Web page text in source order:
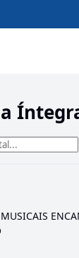
MUSICAIS